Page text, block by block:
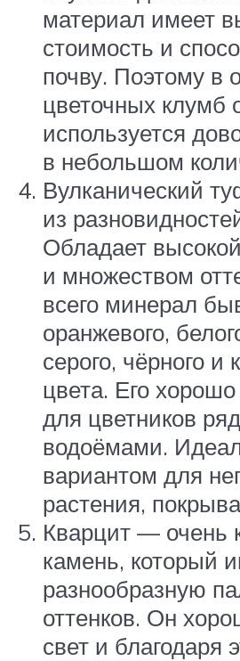
материал имеет
стоимость и
почву. Поэтому в
цветочных клумб
используется
в небольшом
Вулканический
из
Обладает
и множеством
всего минерал
оранжевого,
серого, чёрного и
цвета. Его
для цветников
водоёмами.
вариантом для
растения,
Кварцит — очень
камень, который
разнообразную
оттенков. Он
свет и благодаря